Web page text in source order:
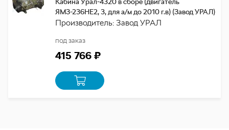
ЯМЗ-236НЕ2, 3, для а/м до 2010 г.в) (Завод УРАЛ)
Производитель: Завод УРАЛ
под заказ
415 766 ₽